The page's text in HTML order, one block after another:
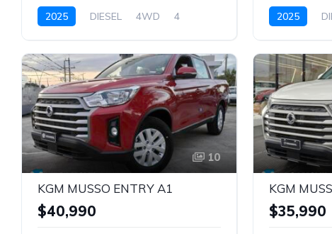
2025 DIESEL 4WD
4
2025
10
KGM MUSSO ENTRY A1
$40,990
KGM
$35,990